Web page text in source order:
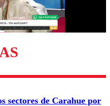
Enviar comentario
sectores de Carahue por